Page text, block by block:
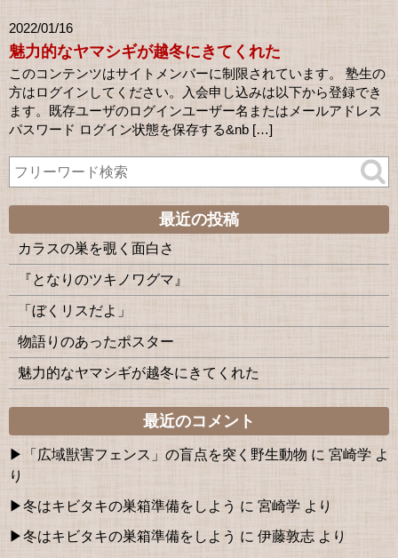
2022/01/16
魅力的なヤマシギが越冬にきてくれた
このコンテンツはサイトメンバーに制限されています。 塾生の
方はログインしてください。入会申し込みは以下から登録でき
ます。既存ユーザのログインユーザー名またはメールアドレス
パスワード ログイン状態を保存する&nb […]
最近の投稿
カラスの巣を覗く面白さ
『となりのツキノワグマ』
「ぼくリスだよ」
物語りのあったポスター
魅力的なヤマシギが越冬にきてくれた
最近のコメント
「広域獣害フェンス」の盲点を突く野生動物 に 宮崎学 よ
り
冬はキビタキの巣箱準備をしよう に 宮崎学 より
冬はキビタキの巣箱準備をしよう に 伊藤敦志 より